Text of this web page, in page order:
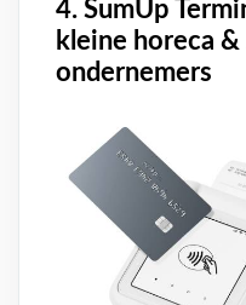
4. SumUp
kleine horeca
ondernemers